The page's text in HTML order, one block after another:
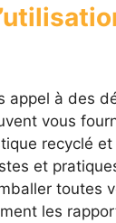
appel à des
vous
recyclé
et
toutes
les